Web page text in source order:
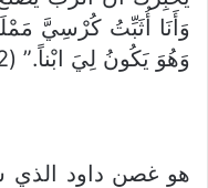
وَأَنَا أُثَبِّتُ كُرْسِيَّ
وَهُوَ يَكُونُ لِيَ ابْناً.” (2صم 7: 11 – 14).
هو غصن داود الذي